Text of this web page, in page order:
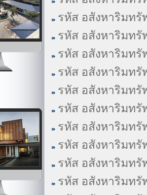
รหัส อสังหาริมทรั
รหัส อสังหาริมทรั
รหัส อสังหาริมทรั
รหัส อสังหาริมทรั
รหัส อสังหาริมทรั
รหัส อสังหาริมทรั
รหัส อสังหาริมทรั
รหัส อสังหาริมทรั
รหัส อสังหาริมทรั
รหัส อสังหาริมทรั